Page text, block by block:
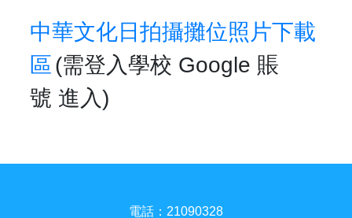
中華文化日拍攝攤位照片下載
區(需登入學校 Google 賬
號 進入)
電話：21090328